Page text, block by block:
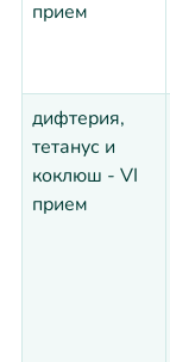
прием
дифтерия,
тетанус и
коклюш - VI
прием